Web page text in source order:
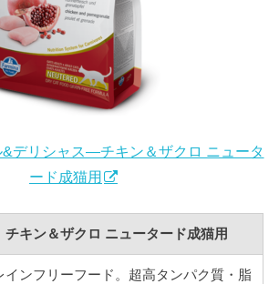
デリシャス―チキン＆ザクロ ニュータ
ード成猫用
チキン＆ザクロ ニュータード成猫用
インフリーフード。超高タンパク質・脂